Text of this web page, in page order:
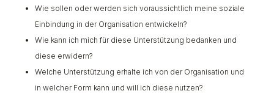
Wie sollen oder werden sich voraussichtlich meine soziale
Einbindung in der Organisation entwickeln?
Wie kann ich mich für diese Unterstützung bedanken und
diese erwidern?
Welche Unterstützung erhalte ich von der Organisation und
in welcher Form kann und will ich diese nutzen?